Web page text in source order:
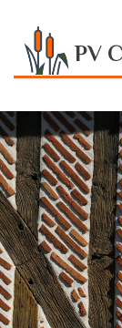
PV